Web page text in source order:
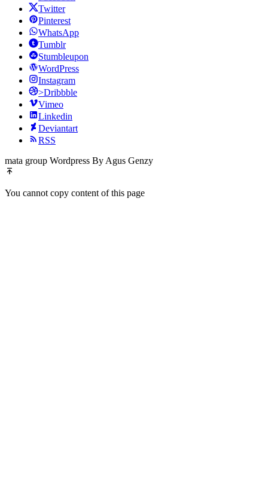
Twitter
Pinterest
WhatsApp
Tumblr
Stumbleupon
WordPress
Instagram
>Dribbble
Vimeo
Linkedin
Deviantart
RSS
mata group Wordpress By Agus Genzy
You cannot copy content of this page